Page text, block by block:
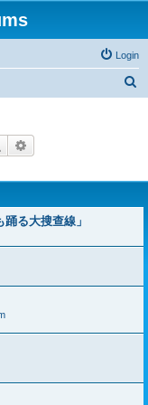
Login
Search
る大搜查線」